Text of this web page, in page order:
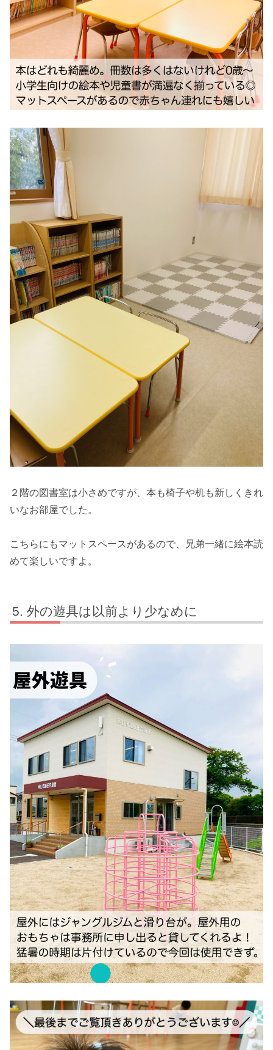
２階の図書室は小さめですが、本も椅子や机も新しくきれ
いなお部屋でした。
こちらにもマットスペースがあるので、兄弟一緒に絵本読
めて楽しいですよ。
外の遊具は以前より少なめに